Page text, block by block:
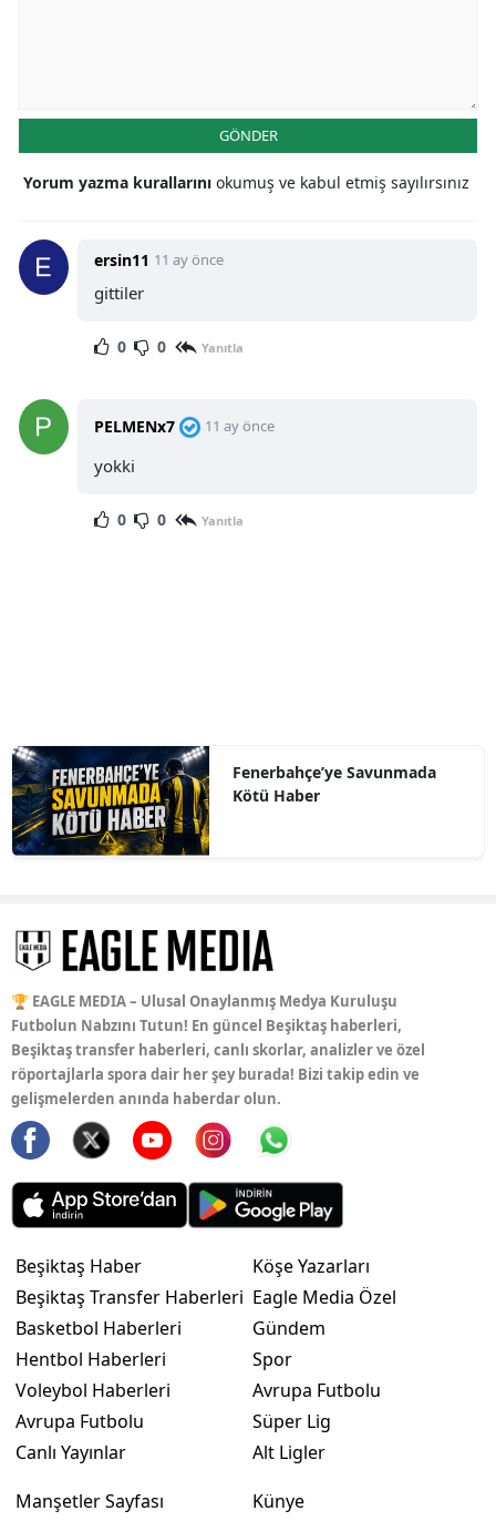
GÖNDER
Yorum yazma kurallarını okumuş ve kabul etmiş sayılırsınız
ersin11 11 ay önce
gittiler
0 0 Yanıtla
PELMENx7 11 ay önce
yokki
0 0 Yanıtla
Fenerbahçe’ye Savunmada
Kötü Haber
🏆 EAGLE MEDIA – Ulusal Onaylanmış Medya Kuruluşu
Futbolun Nabzını Tutun! En güncel Beşiktaş haberleri,
Beşiktaş transfer haberleri, canlı skorlar, analizler ve özel
röportajlarla spora dair her şey burada! Bizi takip edin ve
gelişmelerden anında haberdar olun.
Beşiktaş Haber
Beşiktaş Transfer Haberleri
Basketbol Haberleri
Hentbol Haberleri
Voleybol Haberleri
Avrupa Futbolu
Canlı Yayınlar
Köşe Yazarları
Eagle Media Özel
Gündem
Spor
Avrupa Futbolu
Süper Lig
Alt Ligler
Manşetler Sayfası
Künye